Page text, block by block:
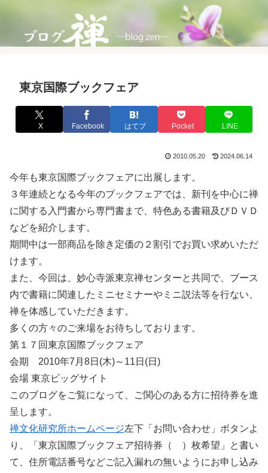
東京国際ブックフェア
X Facebook はてブ Pocket LINE
2010.05.20 2024.06.14
今年も東京国際ブックフェアに出展します。
３年連続となる今年のブックフェアでは、新刊を中心に禅
に関する入門書から専門書まで、特色ある書籍及びＤＶＤ
などを紹介します。
期間中は一部商品を除き定価の２割引でお買い求めいただ
けます。
また、今回は、妙心寺派東京禅センターと共同で、ブース
内で書籍に関連したミニセミナーやミニ説法等を行ない、
禅を体感していただきます。
多くの方々のご来場をお待ちしております。
第１７回東京国際ブックフェア
会期 2010年7月8日(木)～11日(日)
会場 東京ビッグサイト
このブログをご覧になって、ご関心のある方に招待券を進
呈します。
禅文化研究所ホームページ左下「お問い合わせ」ボタンよ
り、「東京国際ブックフェア招待券（ ）枚希望」と書い
て、住所電話番号などご記入漏れの無いようにお申し込み